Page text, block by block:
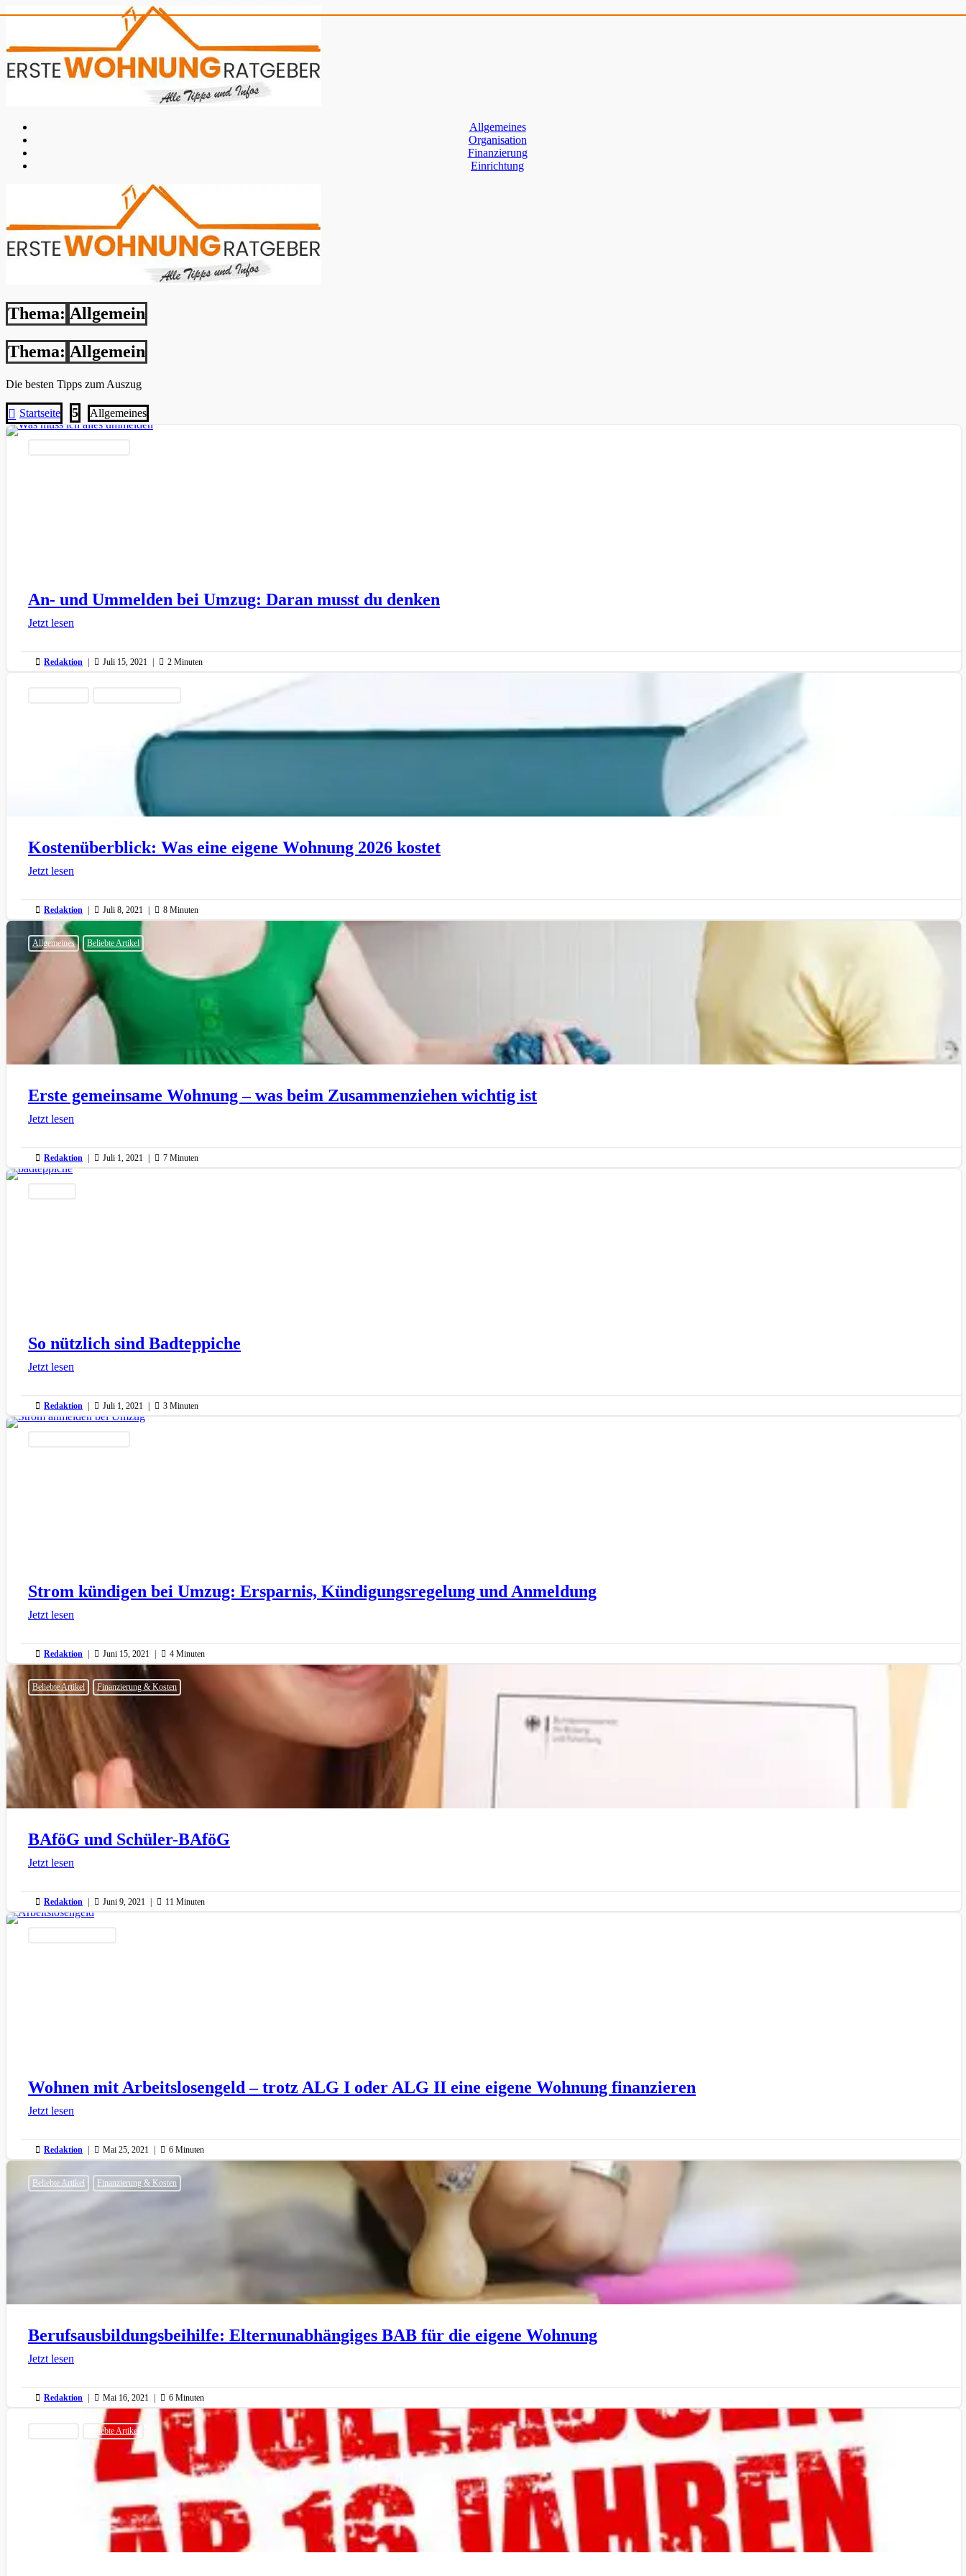
Allgemeines
Organisation
Finanzierung
Einrichtung
Thema: Allgemein
Thema: Allgemein
Die besten Tipps zum Auszug
 Startseite 5 Allgemeines
An- und Ummelden bei Umzug: Daran musst du denken
Jetzt lesen
 Redaktion |  Juli 15, 2021 |  2 Minuten
Kostenüberblick: Was eine eigene Wohnung 2026 kostet
Jetzt lesen
 Redaktion |  Juli 8, 2021 |  8 Minuten
Allgemeines Beliebte Artikel
Erste gemeinsame Wohnung – was beim Zusammenziehen wichtig ist
Jetzt lesen
 Redaktion |  Juli 1, 2021 |  7 Minuten
So nützlich sind Badteppiche
Jetzt lesen
 Redaktion |  Juli 1, 2021 |  3 Minuten
Strom kündigen bei Umzug: Ersparnis, Kündigungsregelung und Anmeldung
Jetzt lesen
 Redaktion |  Juni 15, 2021 |  4 Minuten
Beliebte Artikel Finanzierung & Kosten
BAföG und Schüler-BAföG
Jetzt lesen
 Redaktion |  Juni 9, 2021 |  11 Minuten
Wohnen mit Arbeitslosengeld – trotz ALG I oder ALG II eine eigene Wohnung finanzieren
Jetzt lesen
 Redaktion |  Mai 25, 2021 |  6 Minuten
Beliebte Artikel Finanzierung & Kosten
Berufsausbildungsbeihilfe: Elternunabhängiges BAB für die eigene Wohnung
Jetzt lesen
 Redaktion |  Mai 16, 2021 |  6 Minuten
Beliebte Artikel